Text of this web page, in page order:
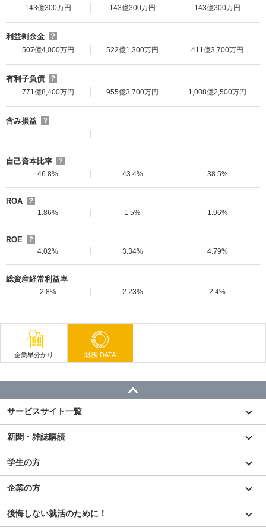
143億300万円
143億300万円 143億300万円
利益剰余金
？
507億4,000万円
522億1,300万円 411億3,700万円
有利子負債
？
771億8,400万円
955億3,700万円 1,008億2,500万円
含み損益
？
-
- -
自己資本比率
？
46.8%
43.4% 38.5%
ROA
？
1.86%
1.5% 1.96%
ROE
？
4.02%
3.34% 4.79%
総資産経常利益率
2.8% 2.23% 2.4%
企業早分かり 財務-DATA
サービスサイト一覧
新聞・雑誌購読
学生の方
企業の方
後悔しない就活のために！